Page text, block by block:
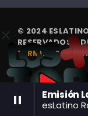
pause
Emisión
esLatino
© 2024
RESERVADOS. |
TÉRMINOS Y